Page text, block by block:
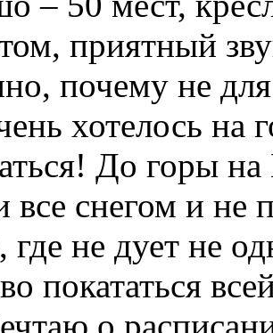
приятный
почему не
хотелось на
До горы
все снегом и не
где не дует не
покататься